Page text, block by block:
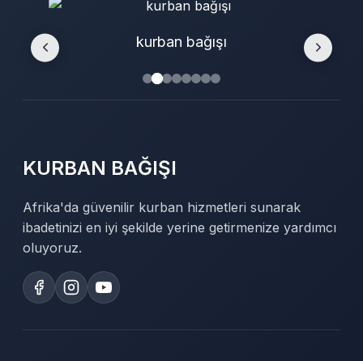
kurban bağışı
KURBAN BAĞIŞI
Afrika'da güvenilir kurban hizmetleri sunarak
ibadetinizi en iyi şekilde yerine getirmenize yardımcı
oluyoruz.